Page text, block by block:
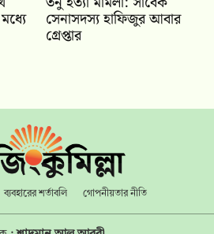
সেনাসদস্য হাফিজুর আবার
গ্রেপ্তার
ব্যবহারের শর্তাবলি গোপনীয়তার নীতি